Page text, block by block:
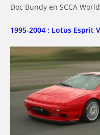
Doc Bundy en SCCA
1995-2004 : Lotus Esprit